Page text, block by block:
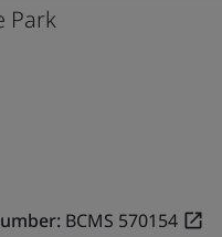
Park
BCMS 570154